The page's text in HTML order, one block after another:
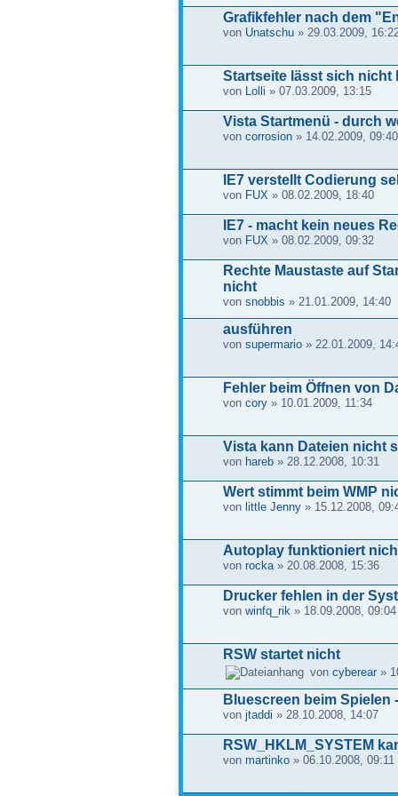
Grafikfehler nach dem
von Unatschu» 29.03.2009,
Startseite lässt sich nicht
von Lolli » 07.03.2009, 13:15
Vista Startmenü - durch
von corrosion» 14.02.2009, 09:40
IE7 verstellt Codierung
von FUX» 08.02.2009, 18:40
IE7 - macht kein neues
von FUX» 08.02.2009, 09:32
Rechte Maustaste auf
nicht
von snobbis » 21.01.2009, 14:40
ausführen
von supermario» 22.01.2009,
Fehler beim Öffnen von
von cory» 10.01.2009, 11:34
Vista kann Dateien nicht
von hareb» 28.12.2008, 10:31
Wert stimmt beim WMP
von little Jenny» 15.12.2008,
Autoplay funktioniert
von rocka» 20.08.2008, 15:36
Drucker fehlen in der
von winfq_rik» 18.09.2008, 09:04
RSW startet nicht
von cyberear»
Bluescreen beim Spielen
von jtaddi » 28.10.2008, 14:07
RSW_HKLM_SYSTEM
von martinko» 06.10.2008, 09:11